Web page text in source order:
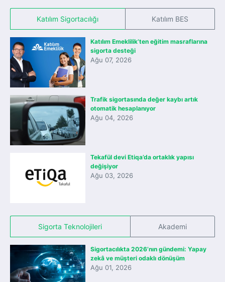
Katılım Sigortacılığı Katılım BES
Katılım Emeklilik’ten eğitim masraflarına
sigorta desteği
Ağu 07, 2026
Trafik sigortasında değer kaybı artık
otomatik hesaplanıyor
Ağu 04, 2026
Tekafül devi Etiqa’da ortaklık yapısı
değişiyor
Ağu 03, 2026
Sigorta Teknolojileri Akademi
Sigortacılıkta 2026’nın gündemi: Yapay
zekâ ve müşteri odaklı dönüşüm
Ağu 01, 2026